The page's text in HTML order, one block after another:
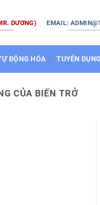
DƯƠNG) EMAIL:
ĐỘNG HÓA TUYỂN DỤNG
CỦA BIẾN TRỞ